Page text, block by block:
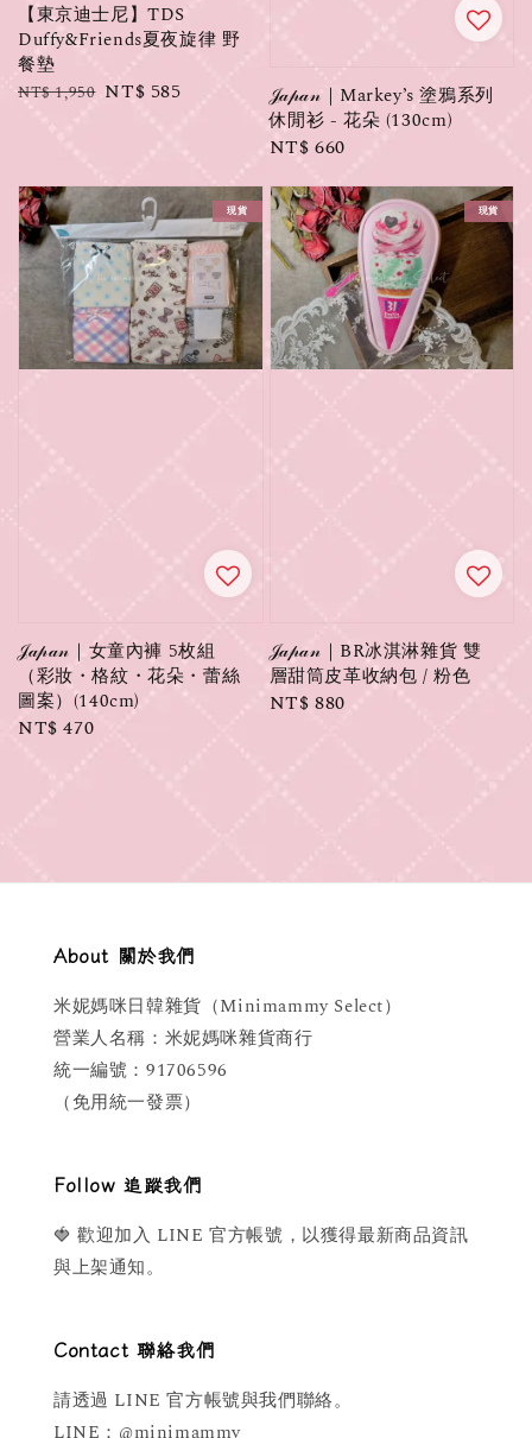
【東京迪士尼】TDS
Duffy&Friends夏夜旋律 野
餐墊
Regular
NT$ 1,950 Sale
NT$ 585
𝒥𝒶𝓅𝒶𝓃｜Markey’s 塗鴉系列
休閒衫 - 花朵 (130cm)
Regular
NT$ 660
現貨
𝒥𝒶𝓅𝒶𝓃｜女童內褲 5枚組
（彩妝・格紋・花朵・蕾絲
圖案）(140cm)
Regular
NT$ 470
現貨
𝒥𝒶𝓅𝒶𝓃｜BR冰淇淋雜貨 雙
層甜筒皮革收納包 / 粉色
Regular
NT$ 880
About 關於我們
米妮媽咪日韓雜貨（Minimammy Select）
營業人名稱：米妮媽咪雜貨商行
統一編號：91706596
（免用統一發票）
Follow 追蹤我們
🍓 歡迎加入 LINE 官方帳號，以獲得最新商品資訊
與上架通知。
Contact 聯絡我們
請透過 LINE 官方帳號與我們聯絡。
LINE：@minimammy